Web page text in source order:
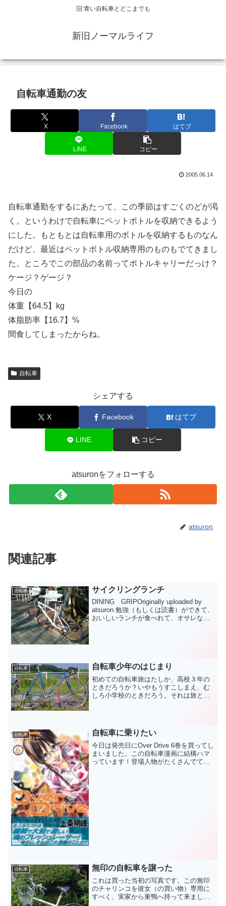
旧:青い自転車とどこまでも
新旧ノーマルライフ
自転車通勤の友
X Facebook はてブ
LINE コピー
2005.06.14
自転車通勤をするにあたって、この季節はすごくのどが渇
く。というわけで自転車にペットボトルを収納できるよう
にした。もともとは自転車用のボトルを収納するものなん
だけど、最近はペットボトル収納専用のものもでてきまし
た。ところでこの部品の名前ってボトルキャリーだっけ？
ケージ？ゲージ？
今日の
体重【64.5】kg
体脂肪率【16.7】%
間食してしまったからね。
自転車
シェアする
X Facebook はてブ
LINE コピー
atsuronをフォローする
atsuron
関連記事
自転車 サイクリングランチ
DINING GRIPOriginally uploaded by
atsuron.勉強（もしくは読書）ができて、
おいしいランチが食べれて、オサレなカ
自転車 自転車少年のはじまり
初めての自転車旅はたしか、高校３年の
ときだろうか？いやもうすこしまえ、む
しろ小学校のときだろう。それは旅とは
してくれた。それがきっと始...
自転車 自転車に乗りたい
今日は発売日にOver Drive 6巻を買ってし
まいました。この自転車漫画に結構ハマ
っています！登場人物がたくさんでてき
自転車 無印の自転車を譲った
これは買った当初の写真です。この無印
のチャリンコを彼女（の買い物）専用に
すべく、実家から巣鴨へ持って来まし